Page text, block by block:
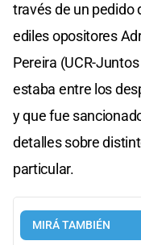
través de un pedido
ediles opositores
Pereira (UCR-
estaba entre los
y que fue
detalles sobre
particular.
MIRÁ TAMBIÉN